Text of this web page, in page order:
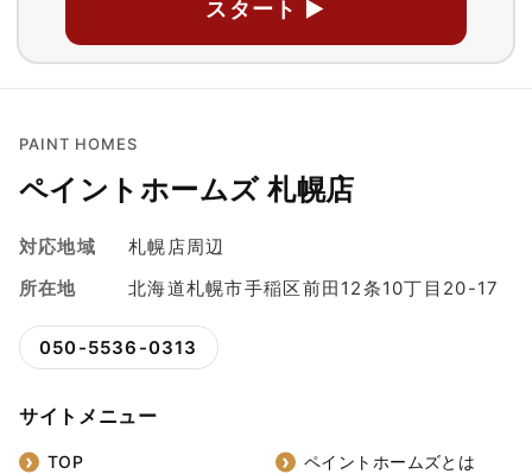
スタート ▶
PAINT HOMES
ペイントホームズ 札幌店
対応地域
札幌店周辺
所在地
北海道札幌市手稲区前田12条10丁目20-17
050-5536-0313
サイトメニュー
TOP ペイントホームズとは